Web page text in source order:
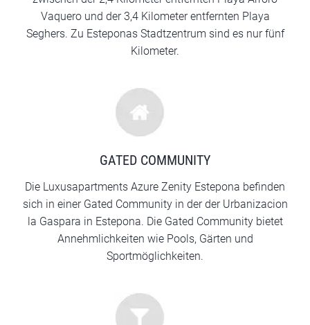
Vaquero und der 3,4 Kilometer entfernten Playa
Seghers. Zu Esteponas Stadtzentrum sind es nur fünf
Kilometer.
GATED COMMUNITY
Die Luxusapartments Azure Zenity Estepona befinden
sich in einer Gated Community in der der Urbanizacion
la Gaspara in Estepona. Die Gated Community bietet
Annehmlichkeiten wie Pools, Gärten und
Sportmöglichkeiten.